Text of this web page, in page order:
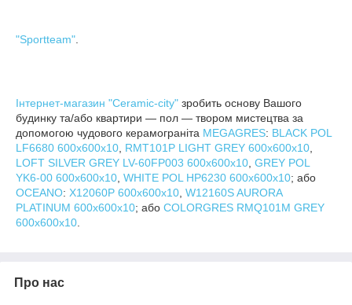
"Sportteam"
Інтернет-магазин "Ceramic-city" зробить основу Вашого
будинку та/або квартири — пол — твором мистецтва за
допомогою чудового керамограніта MEGAGRES: BLACK POL
LF6680 600x600x10 RMT101P LIGHT GREY 600x600x10
LOFT SILVER GREY LV-60FP003 600x600x10 GREY POL
YK6-00 600x600x10 WHITE POL HP6230 600x600x10; або
OCEANO: X12060P 600x600x10 W12160S AURORA
PLATINUM 600x600x10; або COLORGRES RMQ101M GREY
600x600x10
Про нас